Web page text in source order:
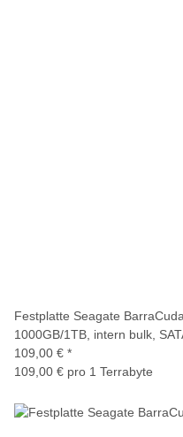
Festplatte Seagate
1000GB/1TB, intern bulk,
109,00 € *
109,00 € pro 1 Terrabyte